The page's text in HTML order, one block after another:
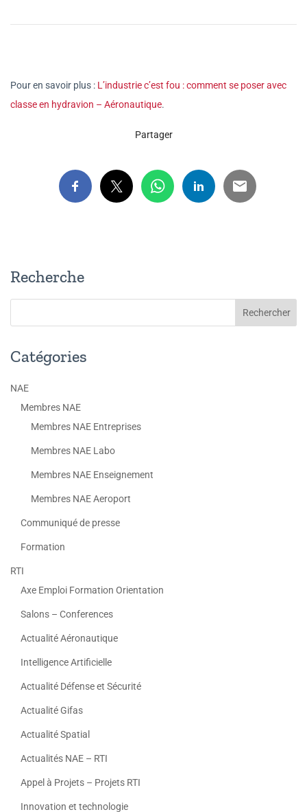
Pour en savoir plus : L’industrie c’est fou : comment se poser avec
classe en hydravion – Aéronautique.
Partager
Recherche
Catégories
NAE
Membres NAE
Membres NAE Entreprises
Membres NAE Labo
Membres NAE Enseignement
Membres NAE Aeroport
Communiqué de presse
Formation
RTI
Axe Emploi Formation Orientation
Salons – Conferences
Actualité Aéronautique
Intelligence Artificielle
Actualité Défense et Sécurité
Actualité Gifas
Actualité Spatial
Actualités NAE – RTI
Appel à Projets – Projets RTI
Innovation et technologie